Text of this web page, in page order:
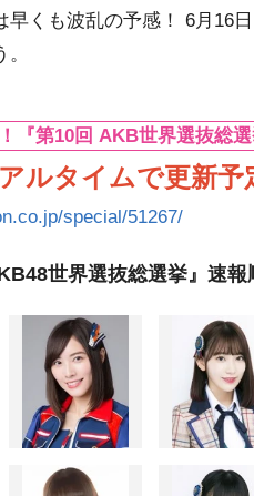
早くも波乱の予感！ 6月16
『第10回 AKB世界選抜総
ルタイムで更新予
special/51267/
世界選抜総選挙』速